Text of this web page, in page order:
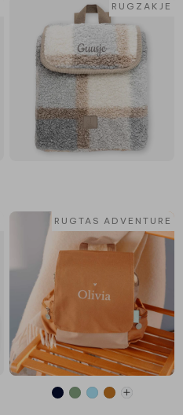
RUGZAKJE
RUGTAS ADVENTURE